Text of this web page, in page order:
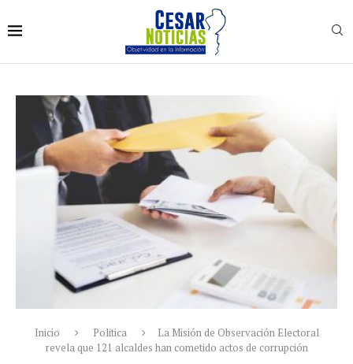
Inicio Politica
La Misión de Observación Electoral
revela que 121 alcaldes han cometido actos de corrupción